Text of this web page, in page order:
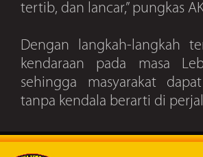
tertib, dan lancar,” pungkas
Dengan langkah-langkah
kendaraan pada masa
sehingga masyarakat
tanpa kendala berarti di